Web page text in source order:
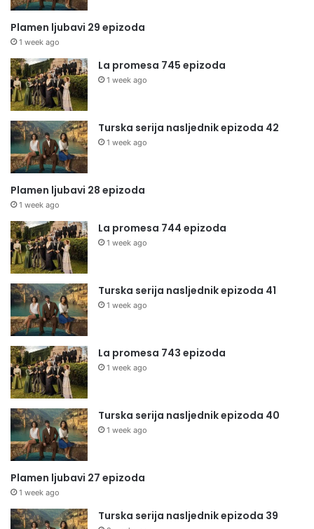
Plamen ljubavi 29 epizoda
1 week ago
La promesa 745 epizoda
1 week ago
Turska serija nasljednik epizoda 42
1 week ago
Plamen ljubavi 28 epizoda
1 week ago
La promesa 744 epizoda
1 week ago
Turska serija nasljednik epizoda 41
1 week ago
La promesa 743 epizoda
1 week ago
Turska serija nasljednik epizoda 40
1 week ago
Plamen ljubavi 27 epizoda
1 week ago
Turska serija nasljednik epizoda 39